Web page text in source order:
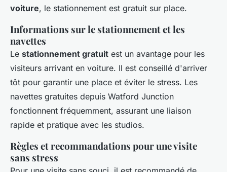
voiture, le stationnement est gratuit sur place.
Informations sur le stationnement et les
navettes
Le stationnement gratuit est un avantage pour les
visiteurs arrivant en voiture. Il est conseillé d'arriver
tôt pour garantir une place et éviter le stress. Les
navettes gratuites depuis Watford Junction
fonctionnent fréquemment, assurant une liaison
rapide et pratique avec les studios.
Règles et recommandations pour une visite
sans stress